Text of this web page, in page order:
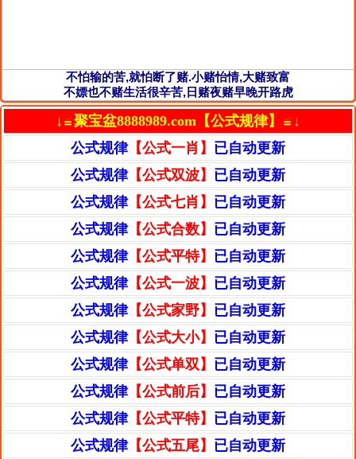
不怕输的苦,就怕断了赌.小赌怡情,大赌致富
不嫖也不赌生活很辛苦,日赌夜赌早晚开路虎
↓≌聚宝盆8888989.com【公式规律】≌↓
公式规律【公式一肖】 已自动更新
公式规律【公式双波】 已自动更新
公式规律【公式七肖】 已自动更新
公式规律【公式合数】 已自动更新
公式规律【公式平特】 已自动更新
公式规律【公式一波】 已自动更新
公式规律【公式家野】 已自动更新
公式规律【公式大小】 已自动更新
公式规律【公式单双】 已自动更新
公式规律【公式前后】 已自动更新
公式规律【公式平特】 已自动更新
公式规律【公式五尾】 已自动更新